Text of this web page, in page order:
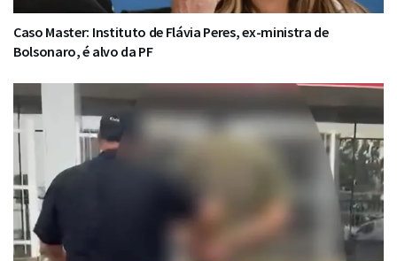
Caso Master: Instituto de Flávia Peres, ex-ministra de
Bolsonaro, é alvo da PF